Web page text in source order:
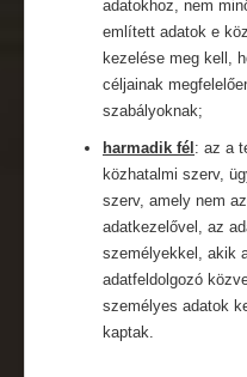
adatokhoz, nem
említett adatok e
kezelése meg kell,
céljainak
szabályoknak;
harmadik fél : az a
közhatalmi szerv,
szerv, amely nem
adatkezelővel, az
személyekkel, akik
adatfeldolgozó
személyes adatok
kaptak.